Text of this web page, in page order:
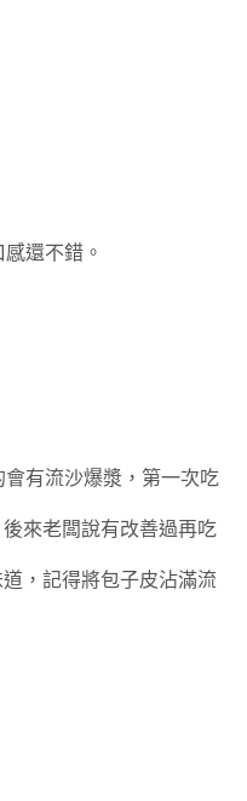
還不錯。
有流沙爆漿，第一次吃
來老闆說有改善過再吃
，記得將包子皮沾滿流